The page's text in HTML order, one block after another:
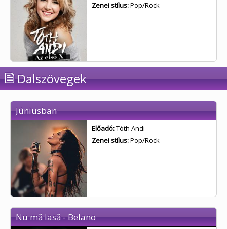
Zenei stílus:Pop/Rock
Dalszövegek
Júniusban
Előadó:Tóth Andi
Zenei stílus:Pop/Rock
Nu mă lasă - Belano